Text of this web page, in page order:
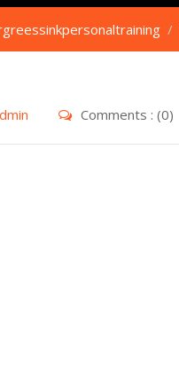
/
Comments : (0)